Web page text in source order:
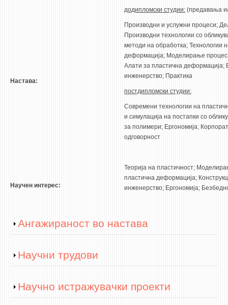
Настава:
додипломски студии: (предавања
Производни и услужни процеси;
Производни технологии со
методи на обработка; Технологии
деформација; Моделирање
Алати за пластична деформација;
инженерство; Практика
постдипломски студии:
Современи технологии на
и симулација на постапки со
за полимери; Ергономија;
одговорност
Научен интерес:
Теорија на пластичност;
пластична деформација;
инженерство; Ергономија;
Show
Ангажираност во настава
Show
Научни трудови
Show
Научно истражувачки проекти